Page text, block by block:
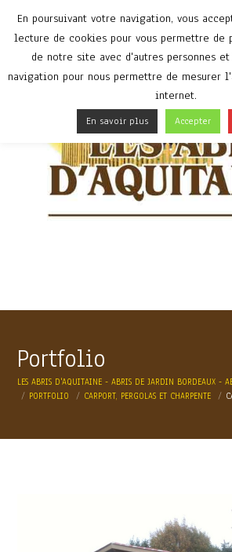
Portfolio
LES ABRIS D'AQUITAINE - ABRIS DE JARDIN BORDEAUX -
PORTFOLIO
CARPORT, PERGOLAS ET CHARPENTE
En poursuivant votre navigation, vous
lecture de cookies pour vous permettre de
de notre site avec d'autres personnes
navigation pour nous permettre de mesurer
internet.
En savoir plus Accepter